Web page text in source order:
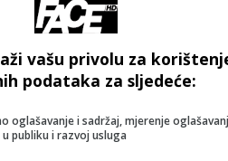
-
vašu privolu za
podataka za sljedeće:
oglašavanje i sadržaj, mjerenje
publiku i razvoj usluga